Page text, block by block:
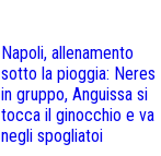
Napoli, allenamento
sotto la pioggia: Neres
in gruppo, Anguissa si
tocca il ginocchio e va
negli spogliatoi